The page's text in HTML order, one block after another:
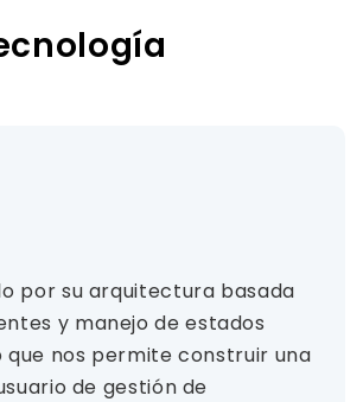
por su arquitectura basada
y manejo de estados
que nos permite construir una
de gestión de